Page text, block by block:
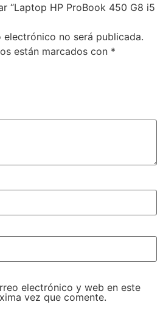
“Laptop HP ProBook 450 G8 i5
no será publicada.
están marcados con *
electrónico y web en este
vez que comente.